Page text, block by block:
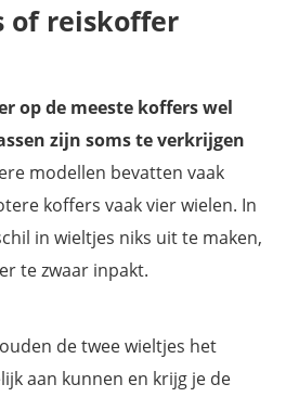
of reiskoffer
op de meeste koffers wel
zijn soms te verkrijgen
modellen bevatten vaak
koffers vaak vier wielen. In
in wieltjes niks uit te maken,
te zwaar inpakt.
de twee wieltjes het
aan kunnen en krijg je de